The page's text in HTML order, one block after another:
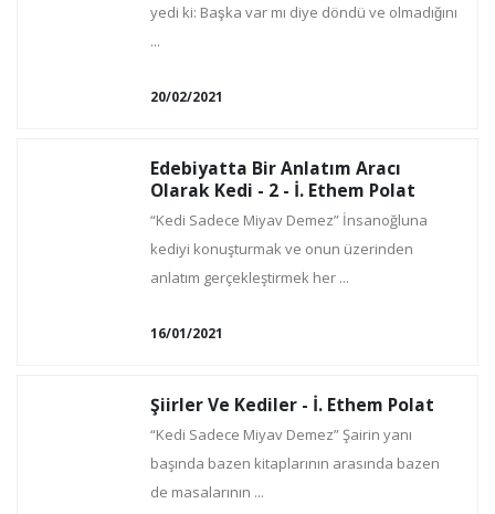
yedi ki: Başka var mı diye döndü ve olmadığını
...
20/02/2021
Edebiyatta Bir Anlatım Aracı
Olarak Kedi - 2 - İ. Ethem Polat
“Kedi Sadece Miyav Demez” İnsanoğluna
kediyi konuşturmak ve onun üzerinden
anlatım gerçekleştirmek her ...
16/01/2021
Şiirler Ve Kediler - İ. Ethem Polat
“Kedi Sadece Miyav Demez” Şairin yanı
başında bazen kitaplarının arasında bazen
de masalarının ...